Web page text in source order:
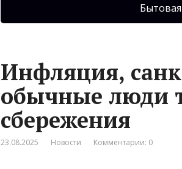
Инфляция,
обычные люди
сбережения
23.08.2025 Новости Комментарии: 0